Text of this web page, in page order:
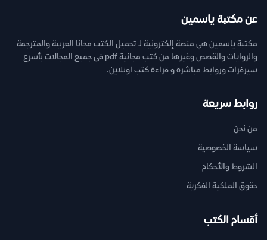
عن مكتبة ياسمين
مكتبة ياسمين هي منصة إلكترونية لـ تحميل الكتب مجانا العربية والمترجمة
والروايات والقصص وغيرها من كتب مجانية pdf فى جميع المجالات بأسرع
سيرفرات وروابط مباشرة و قراءة كتب اونلاين.
روابط سريعة
من نحن
سياسة الخصوصية
الشروط والأحكام
حقوق الملكية الفكرية
أقسام الكتب